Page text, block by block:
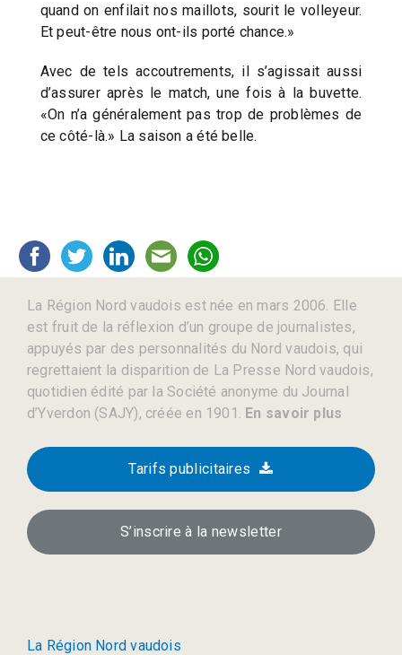
quand on enfilait nos maillots, sourit le volleyeur.
Et peut-être nous ont-ils porté chance.»
Avec de tels accoutrements, il s’agissait aussi
d’assurer après le match, une fois à la buvette.
«On n’a généralement pas trop de problèmes de
ce côté-là.» La saison a été belle.
La Région Nord vaudois est née en mars 2006. Elle
est fruit de la réflexion d’un groupe de journalistes,
appuyés par des personnalités du Nord vaudois, qui
regrettaient la disparition de La Presse Nord vaudois,
quotidien édité par la Société anonyme du Journal
d’Yverdon (SAJY), créée en 1901. En savoir plus
Tarifs publicitaires
S’inscrire à la newsletter
La Région Nord vaudois